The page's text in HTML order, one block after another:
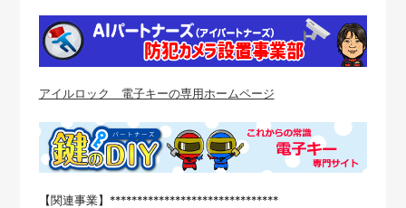
アイルロック 電子キーの専用ホームページ
【関連事業】*******************************